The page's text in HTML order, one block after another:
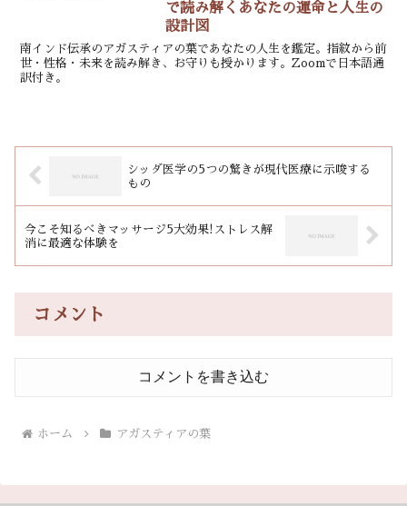
で読み解くあなたの運命と人生の
設計図
南インド伝承のアガスティアの葉であなたの人生を鑑定。指紋から前
世・性格・未来を読み解き、お守りも授かります。Zoomで日本語通
訳付き。
シッダ医学の5つの驚きが現代医療に示唆する
もの
今こそ知るべきマッサージ5大効果!ストレス解
消に最適な体験を
コメント
コメントを書き込む
ホーム アガスティアの葉